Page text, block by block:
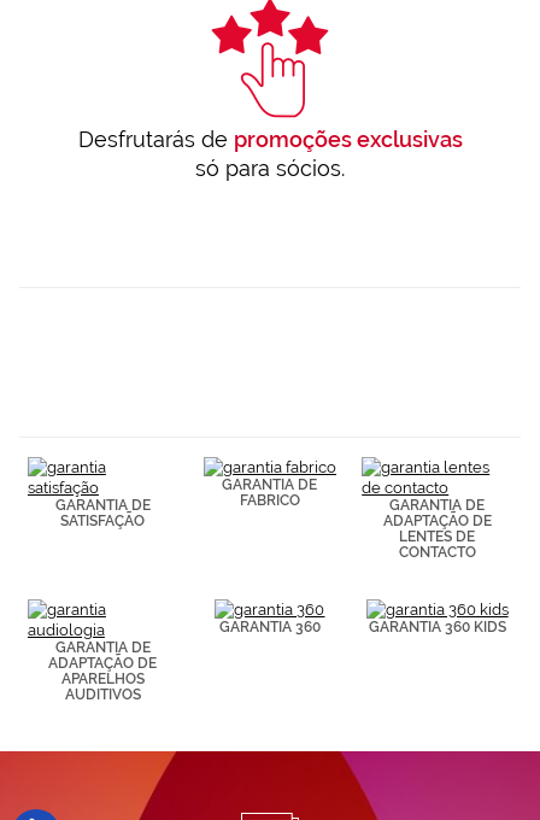
Desfrutarás de promoções exclusivas
só para sócios.
GARANTIA DE
SATISFAÇÃO
GARANTIA DE
FABRICO
GARANTIA DE
ADAPTAÇÃO DE
LENTES DE
CONTACTO
GARANTIA DE
ADAPTAÇÃO DE
APARELHOS
AUDITIVOS
GARANTIA 360 GARANTIA 360 KIDS